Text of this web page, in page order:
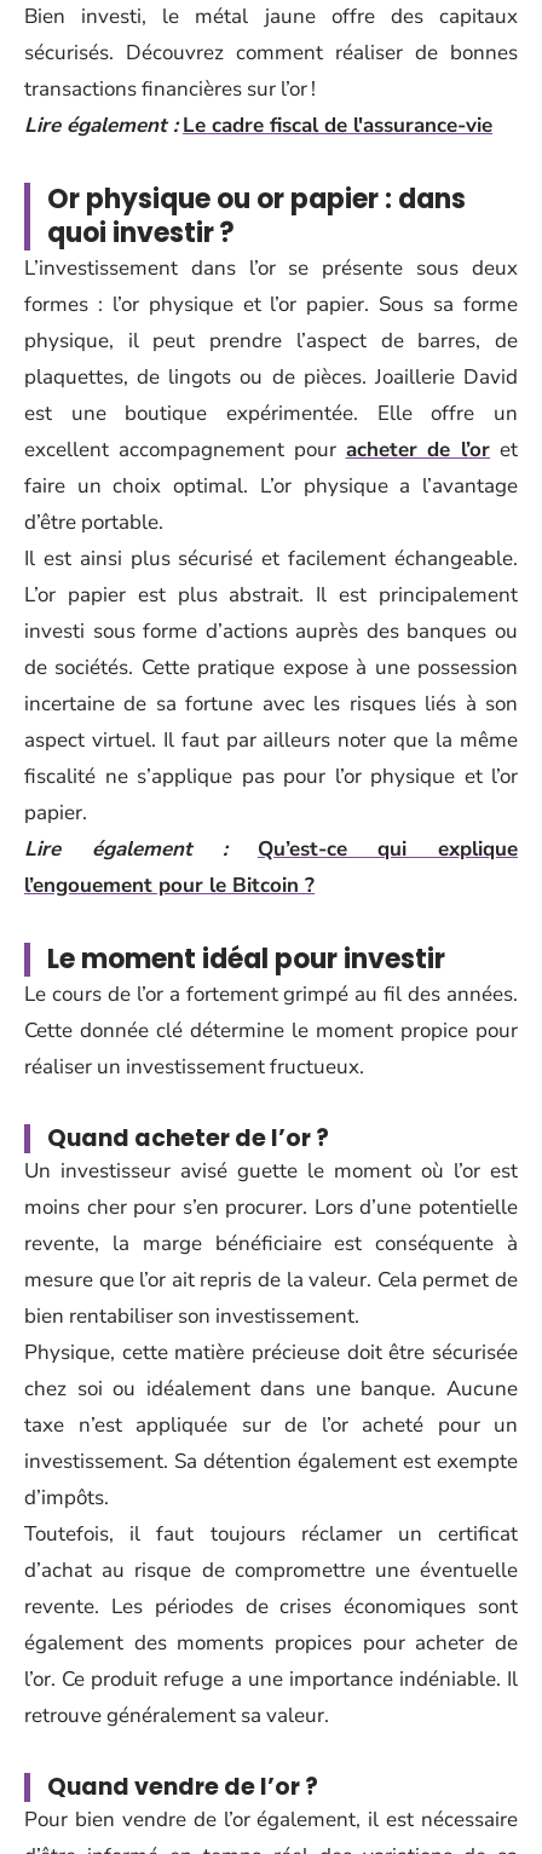
Bien investi, le métal jaune offre des capitaux
sécurisés. Découvrez comment réaliser de bonnes
transactions financières sur l’or !
Lire également : Le cadre fiscal de l'assurance-vie
Or physique ou or papier : dans
quoi investir ?
L’investissement dans l’or se présente sous deux
formes : l’or physique et l’or papier. Sous sa forme
physique, il peut prendre l’aspect de barres, de
plaquettes, de lingots ou de pièces. Joaillerie David
est une boutique expérimentée. Elle offre un
excellent accompagnement pour acheter de l’or et
faire un choix optimal. L’or physique a l’avantage
d’être portable.
Il est ainsi plus sécurisé et facilement échangeable.
L’or papier est plus abstrait. Il est principalement
investi sous forme d’actions auprès des banques ou
de sociétés. Cette pratique expose à une possession
incertaine de sa fortune avec les risques liés à son
aspect virtuel. Il faut par ailleurs noter que la même
fiscalité ne s’applique pas pour l’or physique et l’or
papier.
Lire également :
Qu’est-ce qui explique
l’engouement pour le Bitcoin ?
Le moment idéal pour investir
Le cours de l’or a fortement grimpé au fil des années.
Cette donnée clé détermine le moment propice pour
réaliser un investissement fructueux.
Quand acheter de l’or ?
Un investisseur avisé guette le moment où l’or est
moins cher pour s’en procurer. Lors d’une potentielle
revente, la marge bénéficiaire est conséquente à
mesure que l’or ait repris de la valeur. Cela permet de
bien rentabiliser son investissement.
Physique, cette matière précieuse doit être sécurisée
chez soi ou idéalement dans une banque. Aucune
taxe n’est appliquée sur de l’or acheté pour un
investissement. Sa détention également est exempte
d’impôts.
Toutefois, il faut toujours réclamer un certificat
d’achat au risque de compromettre une éventuelle
revente. Les périodes de crises économiques sont
également des moments propices pour acheter de
l’or. Ce produit refuge a une importance indéniable. Il
retrouve généralement sa valeur.
Quand vendre de l’or ?
Pour bien vendre de l’or également, il est nécessaire